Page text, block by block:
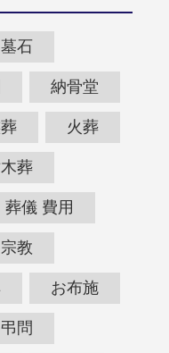
墓石
納骨堂
火葬
葬
葬儀 費用
宗教
お布施
弔問